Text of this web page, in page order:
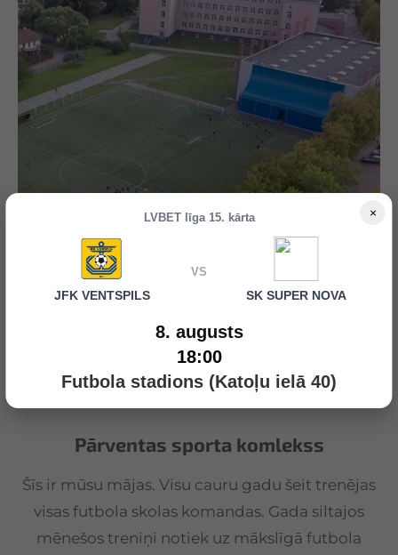
Pārventas sporta komlekss
Šīs ir mūsu mājas. Visu cauru gadu šeit trenējas
visas futbola skolas komandas. Gada siltajos
mēnešos treniņi notiek uz mākslīgā futbola
×
LVBET līga 15. kārta
JFK VENTSPILS
VS
SK SUPER NOVA
8. augusts
18:00
Futbola stadions (Katoļu ielā 40)